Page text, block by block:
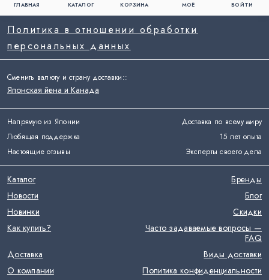
ГЛАВНАЯ КАТАЛОГ КОРЗИНА МОЁ ВОЙТИ
Напрямую из Японии
Доставка по всему миру
Любящая поддержка
15 лет опыта
Настоящие отзывы
Эксперты своего дела
Политика в отношении обработки
персональных данных
Каталог
Бренды
Новости
Блог
Новинки
Скидки
Как купить?
Часто задаваемые вопросы —
FAQ
Доставка
Виды доставки
О компании
Политика конфиденциальности
Сменить валюту и страну доставки::
Японская йена и Канада